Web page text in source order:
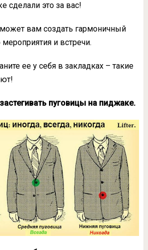
сделали это за вас!
вам создать гармоничный
и встречи.
ее у себя в закладках – такие
пуговицы на пиджаке.